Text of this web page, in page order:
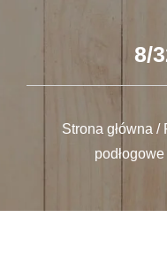
8/
Strona główna /
podłogowe